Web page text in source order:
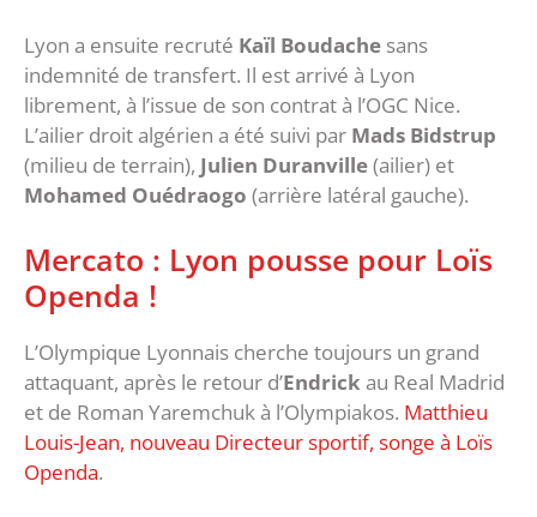
Lyon a ensuite recruté Kaïl Boudache sans
indemnité de transfert. Il est arrivé à Lyon
librement, à l’issue de son contrat à l’OGC Nice.
L’ailier droit algérien a été suivi par Mads Bidstrup
(milieu de terrain), Julien Duranville(ailier) et
Mohamed Ouédraogo (arrière latéral gauche).
Mercato : Lyon pousse pour Loïs
Openda !
L’Olympique Lyonnais cherche toujours un grand
attaquant, après le retour d’Endrick au Real Madrid
et de Roman Yaremchuk à l’Olympiakos. Matthieu
Louis-Jean, nouveau Directeur sportif, songe à Loïs
Openda.